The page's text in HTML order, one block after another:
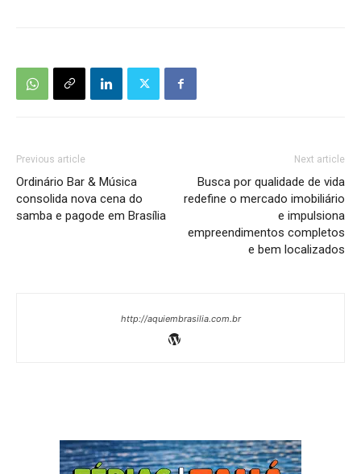
Previous article
Ordinário Bar & Música
consolida nova cena do
samba e pagode em Brasília
Next article
Busca por qualidade de vida
redefine o mercado imobiliário
e impulsiona
empreendimentos completos
e bem localizados
http://aquiembrasilia.com.br